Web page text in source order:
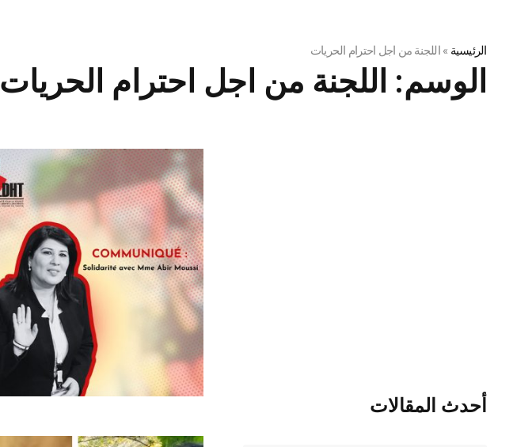
الرئيسية »اللجنة من اجل احترام الحريات
الوسم: اللجنة من اجل احترام الحريات
أحدث المقالات